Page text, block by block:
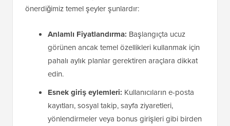
önerdiğimiz temel şeyler şunlardır:
Anlamlı Fiyatlandırma: Başlangıçta ucuz
görünen ancak temel özellikleri kullanmak için
pahalı aylık planlar gerektiren araçlara dikkat
edin.
Esnek giriş eylemleri: Kullanıcıların e-posta
kayıtları, sosyal takip, sayfa ziyaretleri,
yönlendirmeler veya bonus girişleri gibi birden